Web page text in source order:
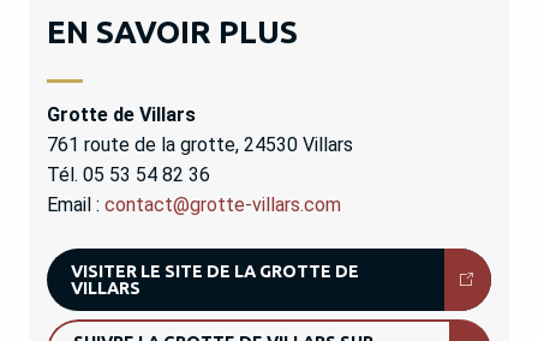
EN SAVOIR PLUS
Grotte de Villars
761 route de la grotte, 24530 Villars
Tél. 05 53 54 82 36
Email : contact@grotte-villars.com
VISITER LE SITE DE LA GROTTE DE
VILLARS